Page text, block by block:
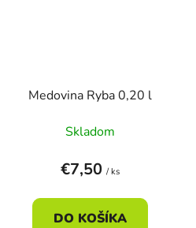
Medovina Ryba 0,20 l
Skladom
€7,50 / ks
DO KOŠÍKA